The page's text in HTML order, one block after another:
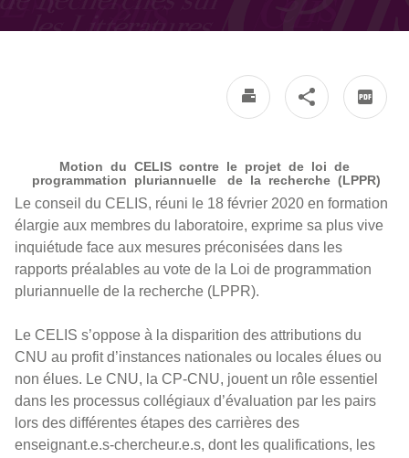
Motion du CELIS contre le projet de loi de
programmation pluriannuelle de la recherche (LPPR)
Le conseil du CELIS, réuni le 18 février 2020 en formation
élargie aux membres du laboratoire, exprime sa plus vive
inquiétude face aux mesures préconisées dans les
rapports préalables au vote de la Loi de programmation
pluriannuelle de la recherche (LPPR).
Le CELIS s’oppose à la disparition des attributions du
CNU au profit d’instances nationales ou locales élues ou
non élues. Le CNU, la CP-CNU, jouent un rôle essentiel
dans les processus collégiaux d’évaluation par les pairs
lors des différentes étapes des carrières des
enseignant.e.s-chercheur.e.s, dont les qualifications, les